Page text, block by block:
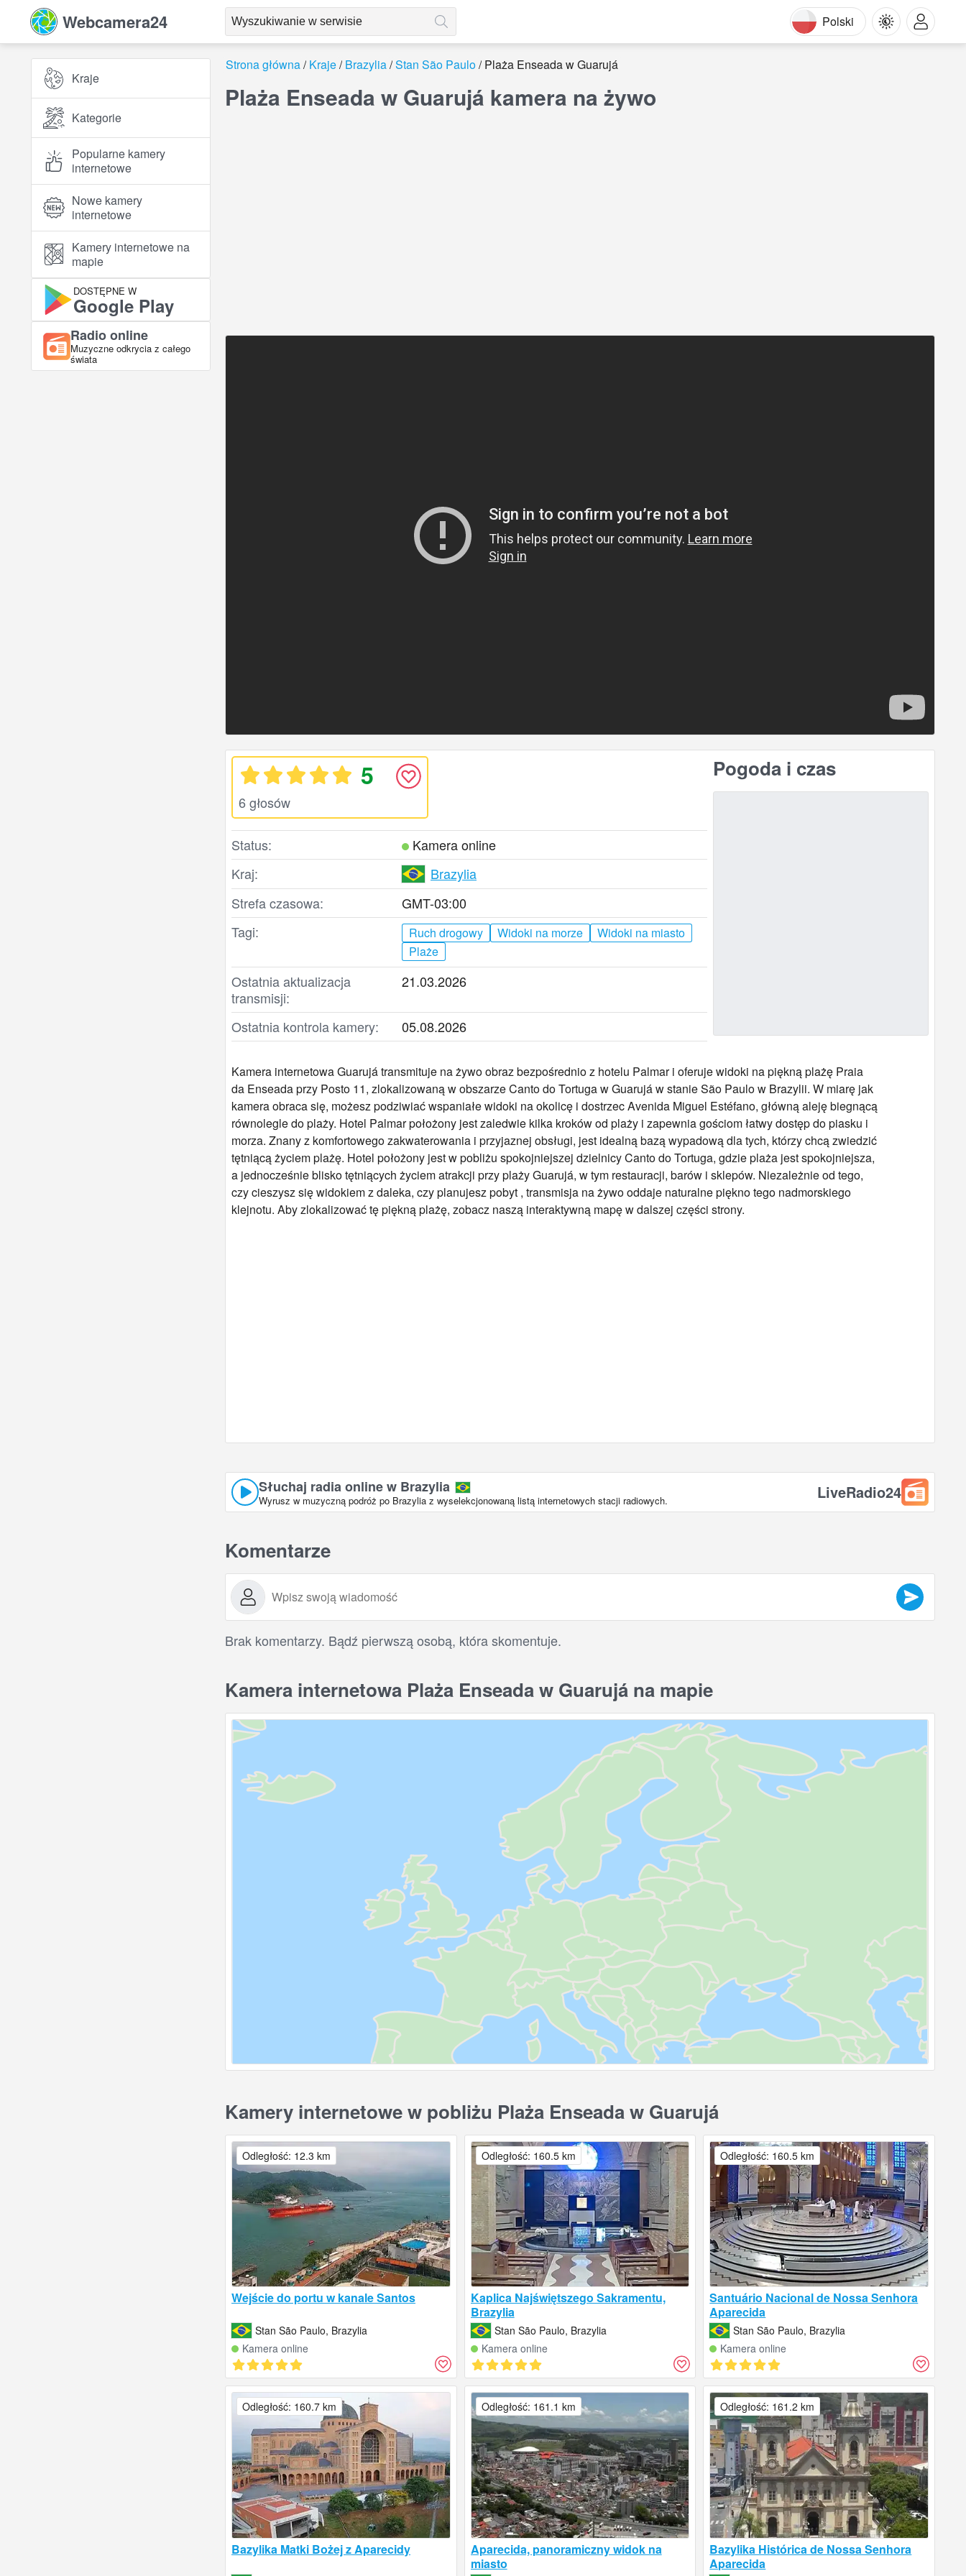
Webcamera24 Polski
Kraje
Kategorie
Popularne kamery
internetowe
Nowe kamery
internetowe
Kamery internetowe na
mapie
DOSTĘPNE W
Google Play
Radio online
Muzyczne odkrycia z całego
świata
Strona główna Kraje Brazylia Stan São Paulo Plaża Enseada w Guarujá
Plaża Enseada w Guarujá kamera na żywo
5
6 głosów
Status:
Kamera online
Kraj:
Brazylia
Strefa czasowa:
GMT-03:00
Tagi:
Ruch drogowy Widoki na morze
Widoki na miasto
Plaże
Ostatnia aktualizacja
transmisji:
21.03.2026
Ostatnia kontrola kamery: 05.08.2026
Pogoda i czas
Kamera internetowa Guarujá transmituje na żywo obraz bezpośrednio z hotelu Palmar i oferuje widoki na piękną plażę Praia
da Enseada przy Posto 11, zlokalizowaną w obszarze Canto do Tortuga w Guarujá w stanie São Paulo w Brazylii. W miarę jak
kamera obraca się, możesz podziwiać wspaniałe widoki na okolicę i dostrzec Avenida Miguel Estéfano, główną aleję biegnącą
równolegle do plaży. Hotel Palmar położony jest zaledwie kilka kroków od plaży i zapewnia gościom łatwy dostęp do piasku i
morza. Znany z komfortowego zakwaterowania i przyjaznej obsługi, jest idealną bazą wypadową dla tych, którzy chcą zwiedzić
tętniącą życiem plażę. Hotel położony jest w pobliżu spokojniejszej dzielnicy Canto do Tortuga, gdzie plaża jest spokojniejsza,
a jednocześnie blisko tętniących życiem atrakcji przy plaży Guarujá, w tym restauracji, barów i sklepów. Niezależnie od tego,
czy cieszysz się widokiem z daleka, czy planujesz pobyt , transmisja na żywo oddaje naturalne piękno tego nadmorskiego
klejnotu. Aby zlokalizować tę piękną plażę, zobacz naszą interaktywną mapę w dalszej części strony.
Słuchaj radia online w Brazylia
Wyrusz w muzyczną podróż po Brazylia z wyselekcjonowaną listą internetowych stacji radiowych. LiveRadio24
Komentarze
Brak komentarzy. Bądź pierwszą osobą, która skomentuje.
Kamera internetowa Plaża Enseada w Guarujá na mapie
Kamery internetowe w pobliżu Plaża Enseada w Guarujá
Wejście do portu w kanale Santos
Stan São Paulo, Brazylia
Kamera online
Odległość: 12.3 km
Kaplica Najświętszego Sakramentu,
Brazylia
Stan São Paulo, Brazylia
Kamera online
Odległość: 160.5 km
Santuário Nacional de Nossa Senhora
Aparecida
Stan São Paulo, Brazylia
Kamera online
Odległość: 160.5 km
Bazylika Matki Bożej z Aparecidy
Odległość: 160.7 km
Aparecida, panoramiczny widok na
miasto
Odległość: 161.1 km
Bazylika Histórica de Nossa Senhora
Aparecida
Odległość: 161.2 km